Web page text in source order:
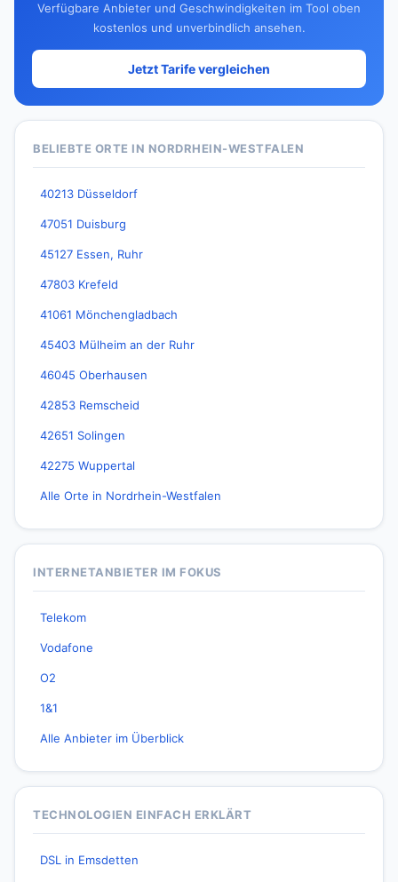
Verfügbare Anbieter und Geschwindigkeiten im Tool oben
kostenlos und unverbindlich ansehen.
Jetzt Tarife vergleichen
BELIEBTE ORTE IN NORDRHEIN-WESTFALEN
40213 Düsseldorf
47051 Duisburg
45127 Essen, Ruhr
47803 Krefeld
41061 Mönchengladbach
45403 Mülheim an der Ruhr
46045 Oberhausen
42853 Remscheid
42651 Solingen
42275 Wuppertal
Alle Orte in Nordrhein-Westfalen
INTERNETANBIETER IM FOKUS
Telekom
Vodafone
O2
1&1
Alle Anbieter im Überblick
TECHNOLOGIEN EINFACH ERKLÄRT
DSL in Emsdetten